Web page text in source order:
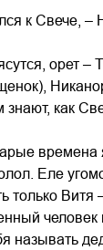
к Свече, –
орет –
как
времена
Еле
только Витя
человек
называть